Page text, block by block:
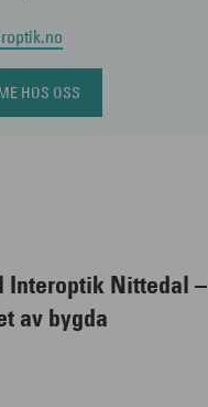
HOS OSS
Interoptik Nittedal
av bygda